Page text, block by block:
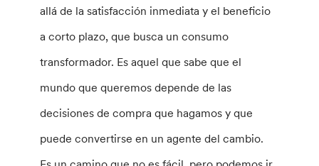
allá de la satisfacción inmediata y el beneficio
a corto plazo, que busca un consumo
transformador. Es aquel que sabe que el
mundo que queremos depende de las
decisiones de compra que hagamos y que
puede convertirse en un agente del cambio.